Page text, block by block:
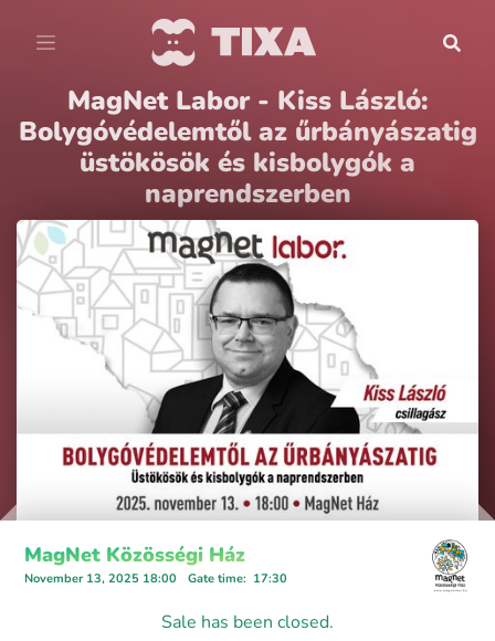
MagNet Labor - Kiss László:
Bolygóvédelemtől az űrbányászatig
üstökösök és kisbolygók a
naprendszerben
MagNet Közösségi Ház
November 13, 2025 18:00 Gate time: 17:30
Sale has been closed.